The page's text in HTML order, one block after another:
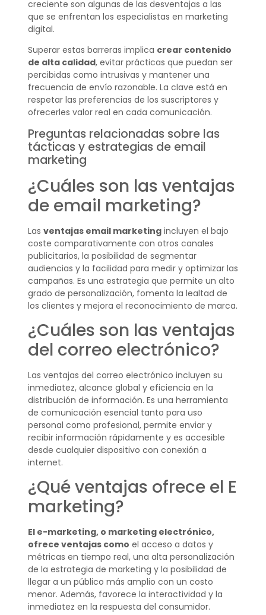
creciente son algunas de las desventajas a las
que se enfrentan los especialistas en marketing
digital.
Superar estas barreras implica crear contenido
de alta calidad, evitar prácticas que puedan ser
percibidas como intrusivas y mantener una
frecuencia de envío razonable. La clave está en
respetar las preferencias de los suscriptores y
ofrecerles valor real en cada comunicación.
Preguntas relacionadas sobre las
tácticas y estrategias de email
marketing
¿Cuáles son las ventajas
de email marketing?
Las ventajas email marketingincluyen el bajo
coste comparativamente con otros canales
publicitarios, la posibilidad de segmentar
audiencias y la facilidad para medir y optimizar las
campañas. Es una estrategia que permite un alto
grado de personalización, fomenta la lealtad de
los clientes y mejora el reconocimiento de marca.
¿Cuáles son las ventajas
del correo electrónico?
Las ventajas del correo electrónico incluyen su
inmediatez, alcance global y eficiencia en la
distribución de información. Es una herramienta
de comunicación esencial tanto para uso
personal como profesional, permite enviar y
recibir información rápidamente y es accesible
desde cualquier dispositivo con conexión a
internet.
¿Qué ventajas ofrece el E
marketing?
El e-marketing, o marketing electrónico,
ofrece ventajas como el acceso a datos y
métricas en tiempo real, una alta personalización
de la estrategia de marketing y la posibilidad de
llegar a un público más amplio con un costo
menor. Además, favorece la interactividad y la
inmediatez en la respuesta del consumidor.